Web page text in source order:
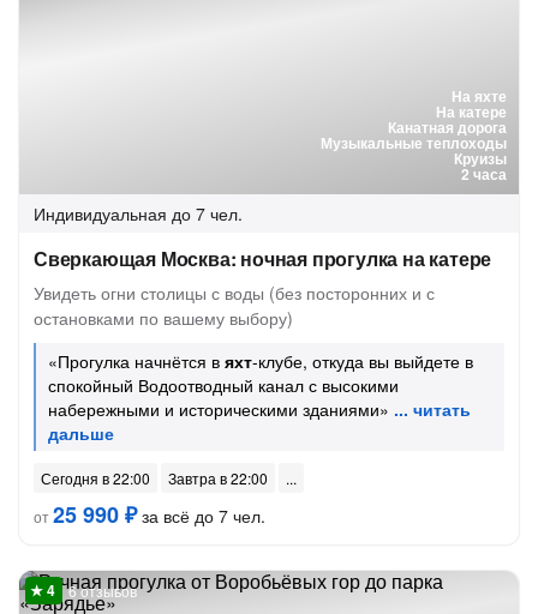
На яхте
На катере
Канатная дорога
Музыкальные теплоходы
Круизы
2 часа
Индивидуальная до 7 чел.
Сверкающая Москва: ночная прогулка на катере
Увидеть огни столицы с воды (без посторонних и с
остановками по вашему выбору)
«Прогулка начнётся в яхт-клубе, откуда вы выйдете в
спокойный Водоотводный канал с высокими
набережными и историческими зданиями»
Сегодня в 22:00
Завтра в 22:00
от25 990 ₽за всё до 7 чел.
6 отзывов